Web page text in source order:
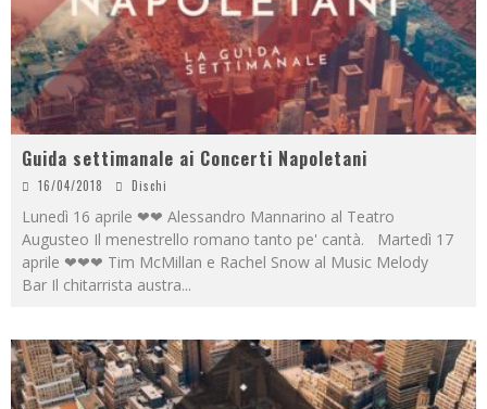
Guida settimanale ai Concerti Napoletani
16/04/2018 Dischi
Lunedì 16 aprile ❤❤ Alessandro Mannarino al Teatro
Augusteo Il menestrello romano tanto pe' cantà. Martedì 17
aprile ❤❤❤ Tim McMillan e Rachel Snow al Music Melody
Bar Il chitarrista austra...